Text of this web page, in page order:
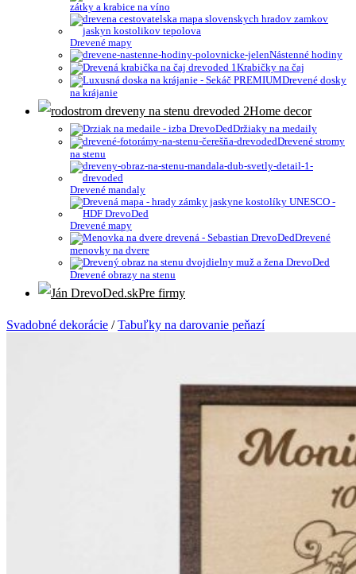
zátky a krabice na víno
Drevené mapy
Nástenné hodiny
Krabičky na čaj
Drevené dosky
na krájanie
Home decor
Držiaky na medaily
Drevené stromy
na stenu
Drevené mandaly
Drevené mapy
Drevené
menovky na dvere
Drevené obrazy na stenu
Pre firmy
Svadobné dekorácie / Tabuľky na darovanie peňazí